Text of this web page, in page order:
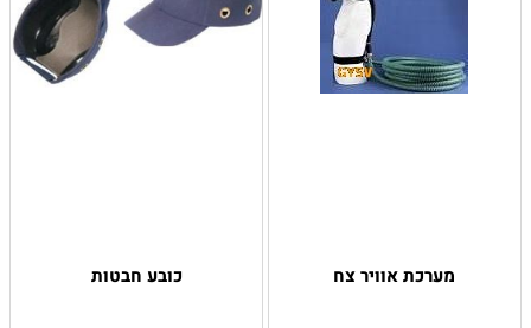
מערכת אוויר צח כובע חבטות